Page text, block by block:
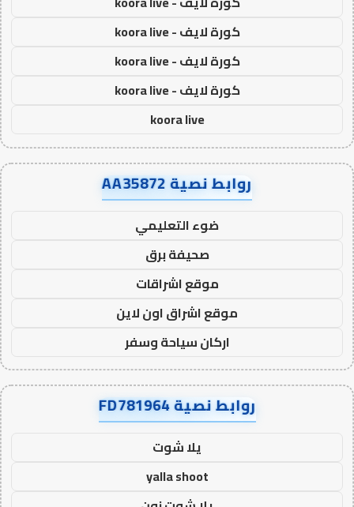
كورة لايف - koora live
كورة لايف - koora live
كورة لايف - koora live
koora live
روابط نصية AA35872
ضوء التعليمي
صحيفة برق
موقع اشراقات
موقع اشراق اون لاين
اركان سياحة وسفر
روابط نصية FD781964
يلا شوت
yalla shoot